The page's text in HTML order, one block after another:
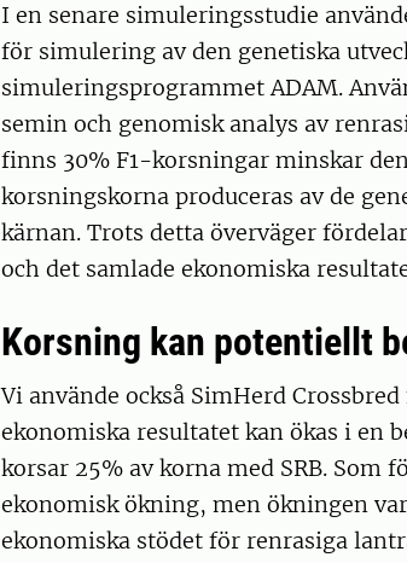
I en senare simuleringsstudie
för simulering av den genetiska
simuleringsprogrammet ADAM.
semin och genomisk analys av
finns 30% F1-korsningar minskar
korsningskorna produceras av de
kärnan. Trots detta överväger
och det samlade ekonomiska
Korsning kan potentiellt
Vi använde också SimHerd
ekonomiska resultatet kan ökas i en
korsar 25% av korna med SRB. Som
ekonomisk ökning, men ökningen
ekonomiska stödet för renrasiga